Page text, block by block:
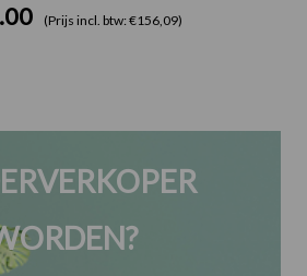
(Prijs incl. btw: €156,09)